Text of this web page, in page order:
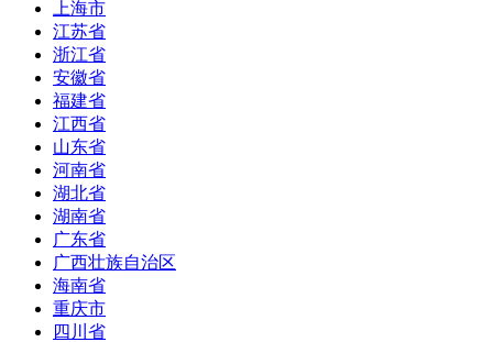
上海市
江苏省
浙江省
安徽省
福建省
江西省
山东省
河南省
湖北省
湖南省
广东省
广西壮族自治区
海南省
重庆市
四川省